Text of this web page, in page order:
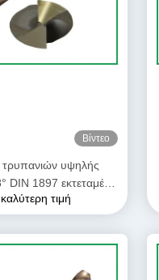
Βίντεο
τρυπανιών υψηλής
DIN 1897 εκτεταμένο
μήκους
τιμή